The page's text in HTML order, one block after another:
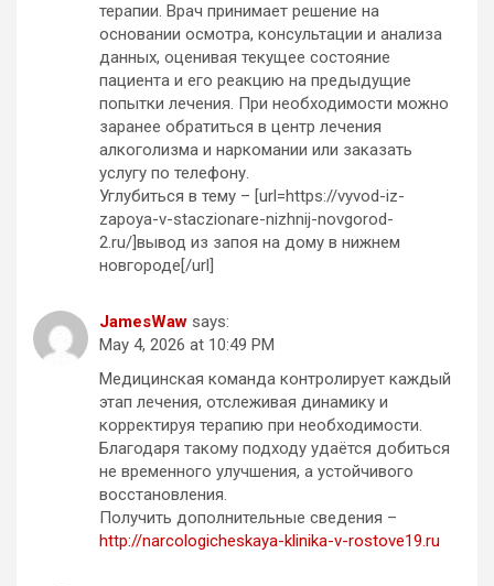
терапии. Врач принимает решение на
основании осмотра, консультации и анализа
данных, оценивая текущее состояние
пациента и его реакцию на предыдущие
попытки лечения. При необходимости можно
заранее обратиться в центр лечения
алкоголизма и наркомании или заказать
услугу по телефону.
Углубиться в тему – [url=https://vyvod-iz-
zapoya-v-staczionare-nizhnij-novgorod-
2.ru/]вывод из запоя на дому в нижнем
новгороде[/url]
JamesWaw says:
May 4, 2026 at 10:49 PM
Медицинская команда контролирует каждый
этап лечения, отслеживая динамику и
корректируя терапию при необходимости.
Благодаря такому подходу удаётся добиться
не временного улучшения, а устойчивого
восстановления.
Получить дополнительные сведения –
http://narcologicheskaya-klinika-v-rostove19.ru